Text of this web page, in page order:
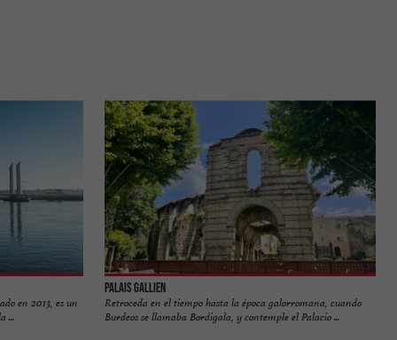
en 2013, es un
...
Palais Gallien
Retroceda en el tiempo hasta la época galorromana, cuando
Burdeos se llamaba Bordigala, y contemple el Palacio ...